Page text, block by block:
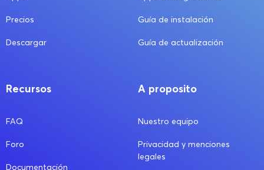
Precios
Descargar
Guía de instalación
Guía de actualización
Recursos
FAQ
Foro
Documentación
A proposito
Nuestro equipo
Privacidad y menciones
legales